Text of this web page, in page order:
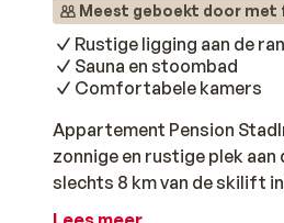
Meest geboekt door met
Rustige ligging aan de
Sauna en stoombad
Comfortabele kamers
Appartement Pension
zonnige en rustige plek
slechts 8 km van de skilift in
comfortabel en eenvoudig